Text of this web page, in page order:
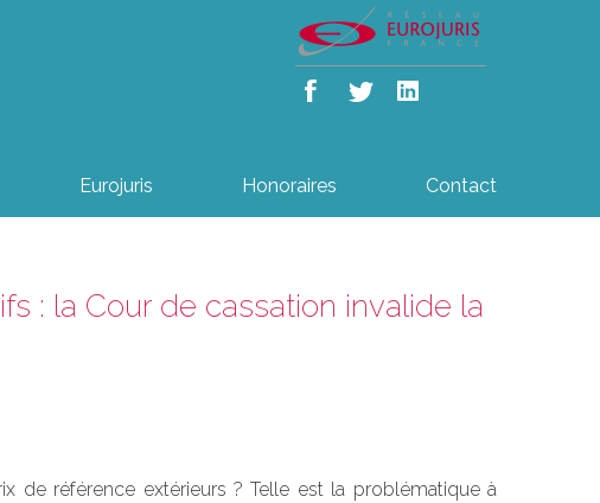
Eurojuris Honoraires Contact
: la Cour de cassation invalide la
de référence extérieurs ? Telle est la problématique à